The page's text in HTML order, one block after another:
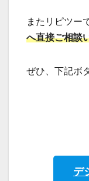
またリピツー
へ直接ご相談
ぜひ、下記ボ
デ